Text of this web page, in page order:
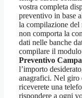
vostra completa
preventivo in base
la compilazione del
non comporta la
dati nelle banche
compilare il
Preventivo
l’importo
anagrafici. Nel giro
riceverete una
rispondere a ogni